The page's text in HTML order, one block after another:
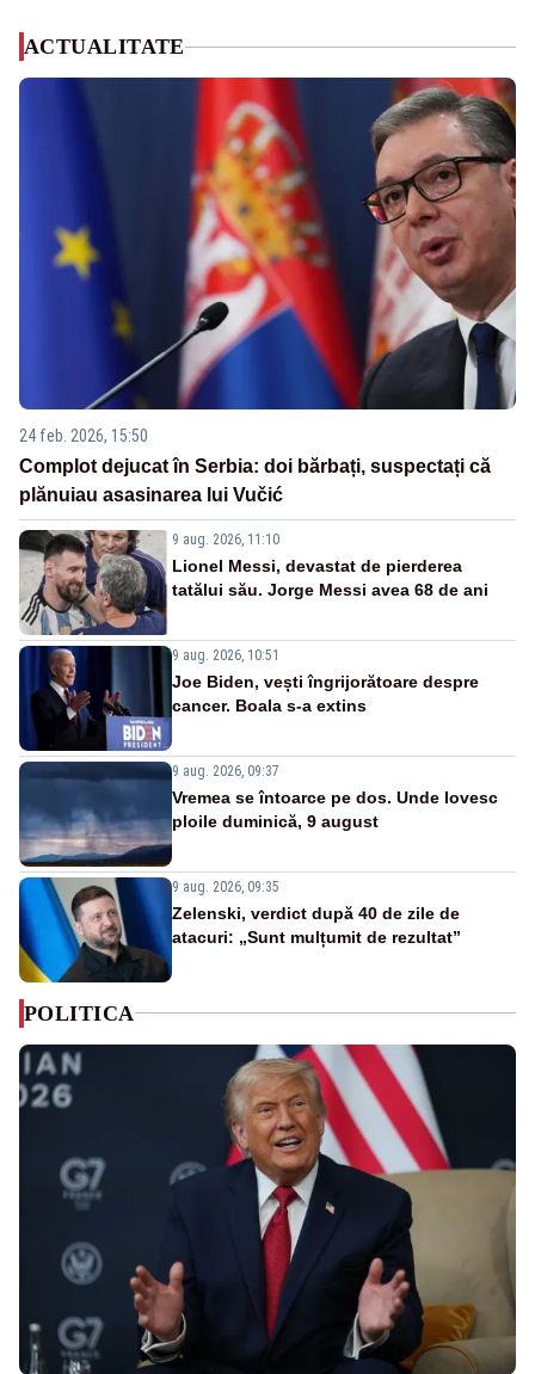
ACTUALITATE
24 feb. 2026, 15:50
Complot dejucat în Serbia: doi bărbați, suspectați că
plănuiau asasinarea lui Vučić
9 aug. 2026, 11:10
Lionel Messi, devastat de pierderea
tatălui său. Jorge Messi avea 68 de ani
9 aug. 2026, 10:51
Joe Biden, vești îngrijorătoare despre
cancer. Boala s-a extins
9 aug. 2026, 09:37
Vremea se întoarce pe dos. Unde lovesc
ploile duminică, 9 august
9 aug. 2026, 09:35
Zelenski, verdict după 40 de zile de
atacuri: „Sunt mulțumit de rezultat”
POLITICA